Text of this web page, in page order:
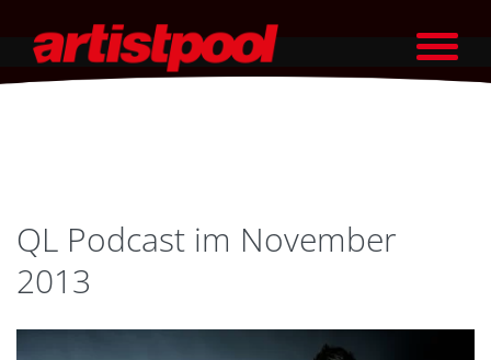
QL Podcast im November
2013